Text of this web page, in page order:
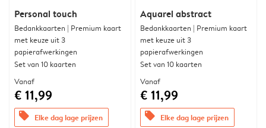
Personal touch
Bedankkaarten | Premium kaart
met keuze uit 3
papierafwerkingen
Set van 10 kaarten
Vanaf
€ 11,99
offers Elke dag lage prijzen
Aquarel abstract
Bedankkaarten | Premium kaart
met keuze uit 3
papierafwerkingen
Set van 10 kaarten
Vanaf
€ 11,99
offers Elke dag lage prijzen